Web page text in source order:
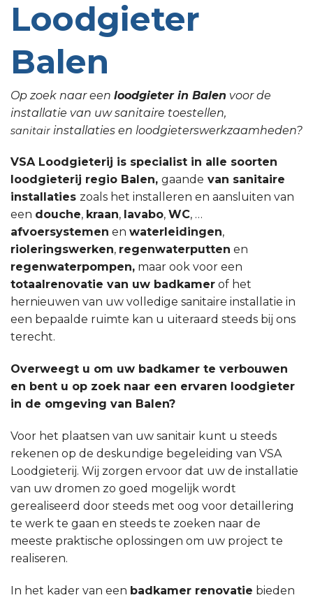
Loodgieter
Balen
Op zoek naar een loodgieter in Balen voor de
installatie van uw sanitaire toestellen,
sanitair installaties en loodgieterswerkzaamheden?
VSA Loodgieterij is specialist in alle soorten
loodgieterij regio Balen, gaande van sanitaire
installaties zoals het installeren en aansluiten van
een douche, kraan, lavabo, WC, …
afvoersystemen en waterleidingen,
rioleringswerken, regenwaterputten en
regenwaterpompen, maar ook voor een
totaalrenovatie van uw badkamer of het
hernieuwen van uw volledige sanitaire installatie in
een bepaalde ruimte kan u uiteraard steeds bij ons
terecht.
Overweegt u om uw badkamer te verbouwen
en bent u op zoek naar een ervaren loodgieter
in de omgeving van Balen?
Voor het plaatsen van uw sanitair kunt u steeds
rekenen op de deskundige begeleiding van VSA
Loodgieterij. Wij zorgen ervoor dat uw de installatie
van uw dromen zo goed mogelijk wordt
gerealiseerd door steeds met oog voor detaillering
te werk te gaan en steeds te zoeken naar de
meeste praktische oplossingen om uw project te
realiseren.
In het kader van een badkamer renovatie bieden